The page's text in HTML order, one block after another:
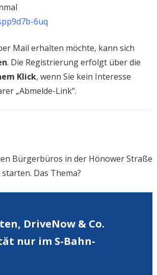
6uq
Mail erhalten möchte, kann sich
. Die Registrierung erfolgt über die
Klick, wenn Sie kein Interesse
„Abmelde-Link“.
Bürgerbüros in der Hönower Straße
Das Thema?
DriveNow & Co.
nur im S-Bahn-